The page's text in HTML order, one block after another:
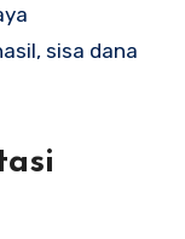
sisa dana